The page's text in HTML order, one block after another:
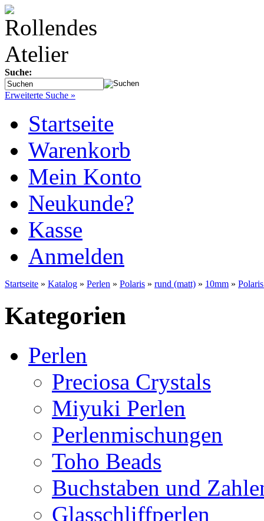
Suche:
Erweiterte Suche »
Startseite
Warenkorb
Mein Konto
Neukunde?
Kasse
Anmelden
Startseite » Katalog » Perlen » Polaris » rund (matt) » 10mm »
Kategorien
Perlen
Preciosa Crystals
Miyuki Perlen
Perlenmischungen
Toho Beads
Buchstaben und
Glasschliffperlen